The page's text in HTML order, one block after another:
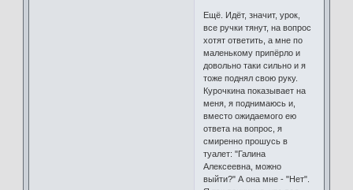
Ещё. Идёт, значит, урок,
все ручки тянут, на вопрос
хотят ответить, а мне по
маленькому припёрло и
довольно таки сильно и я
тоже поднял свою руку.
Курочкина показывает на
меня, я поднимаюсь и,
вместо ожидаемого ею
ответа на вопрос, я
смиренно прошусь в
туалет: "Галина
Алексеевна, можно
выйти?" А она мне - "Нет".